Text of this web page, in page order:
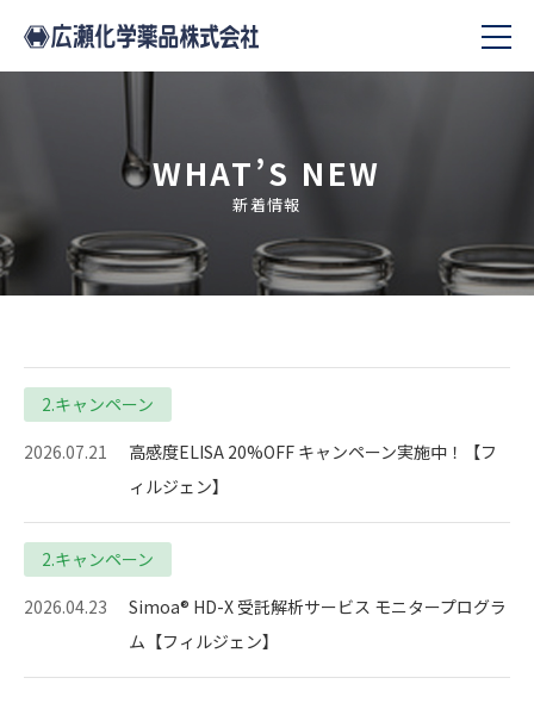
WHAT’S NEW
新着情報
2.キャンペーン
2026.07.21
高感度ELISA 20%OFF キャンペーン実施中！【フ
ィルジェン】
2.キャンペーン
2026.04.23
Simoa® HD-X 受託解析サービス モニタープログラ
ム【フィルジェン】